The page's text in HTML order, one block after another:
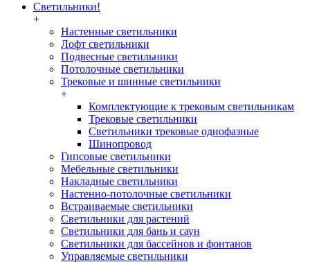
Светильники!
+
Настенные светильники
Лофт светильники
Подвесные светильники
Потолочные светильники
Трековые и шинные светильники
+
Комплектующие к трековым светильникам
Трековые светильники
Светильники трековые однофазные
Шинопровод
Гипсовые светильники
Мебельные светильники
Накладные светильники
Настенно-потолочные светильники
Встраиваемые светильники
Светильники для растений
Светильники для бань и саун
Светильники для бассейнов и фонтанов
Управляемые светильники